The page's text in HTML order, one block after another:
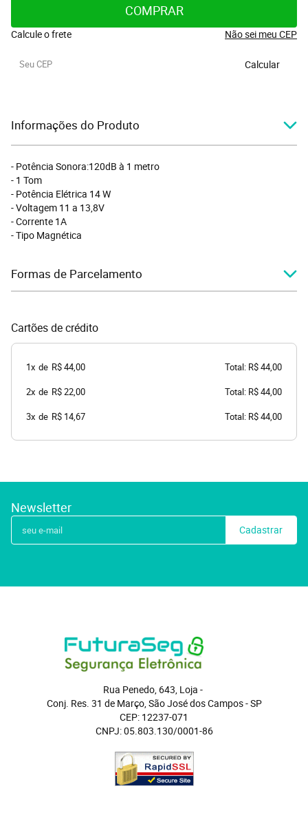
COMPRAR
Calcule o frete Não sei meu CEP
Calcular
Informações do Produto
- Potência Sonora:120dB à 1 metro
- 1 Tom
- Potência Elétrica 14 W
- Voltagem 11 a 13,8V
- Corrente 1A
- Tipo Magnética
Formas de Parcelamento
Cartões de crédito
1x de R$ 44,00
Total: R$ 44,00
2x de R$ 22,00
Total: R$ 44,00
3x de R$ 14,67 Total: R$ 44,00
Newsletter
Cadastrar
Rua Penedo, 643, Loja -
Conj. Res. 31 de Março, São José dos Campos - SP
CEP: 12237-071
CNPJ: 05.803.130/0001-86